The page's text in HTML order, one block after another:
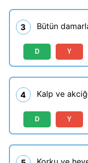
3 Bütün
D Y
4 Kalp ve
D Y